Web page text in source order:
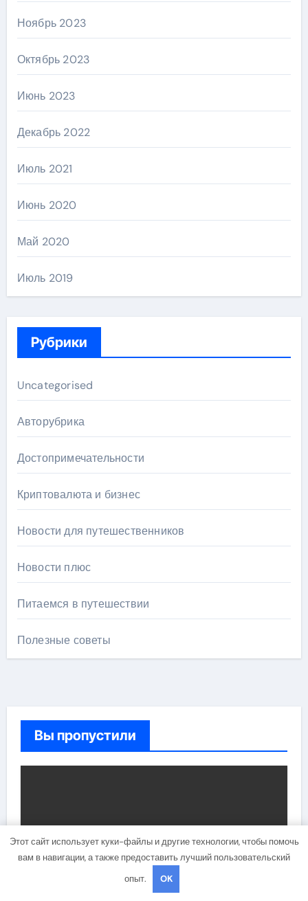
Ноябрь 2023
Октябрь 2023
Июнь 2023
Декабрь 2022
Июль 2021
Июнь 2020
Май 2020
Июль 2019
Рубрики
Uncategorised
Авторубрика
Достопримечательности
Криптовалюта и бизнес
Новости для путешественников
Новости плюс
Питаемся в путешествии
Полезные советы
Вы пропустили
Этот сайт использует куки-файлы и другие технологии, чтобы помочь
вам в навигации, а также предоставить лучший пользовательский
опыт.
OK